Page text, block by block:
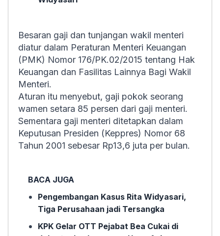
Besaran gaji dan tunjangan wakil menteri
diatur dalam Peraturan Menteri Keuangan
(PMK) Nomor 176/PK.02/2015 tentang Hak
Keuangan dan Fasilitas Lainnya Bagi Wakil
Menteri.
Aturan itu menyebut, gaji pokok seorang
wamen setara 85 persen dari gaji menteri.
Sementara gaji menteri ditetapkan dalam
Keputusan Presiden (Keppres) Nomor 68
Tahun 2001 sebesar Rp13,6 juta per bulan.
BACA JUGA
Pengembangan Kasus Rita Widyasari,
Tiga Perusahaan jadi Tersangka
KPK Gelar OTT Pejabat Bea Cukai di